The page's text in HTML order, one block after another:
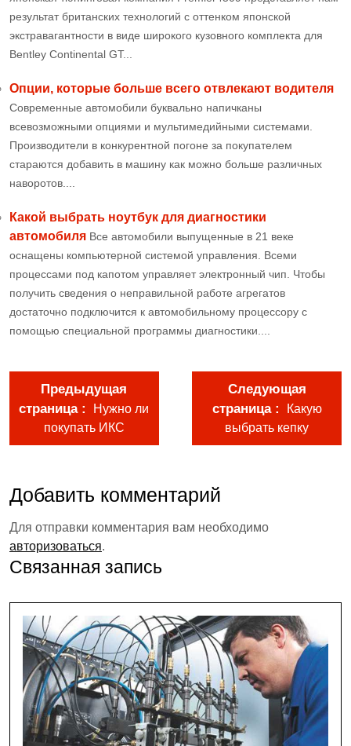
результат британских технологий с оттенком японской
экстравагантности в виде широкого кузовного комплекта для
Bentley Continental GT...
Опции, которые больше всего отвлекают водителя
Современные автомобили буквально напичканы
всевозможными опциями и мультимедийными системами.
Производители в конкурентной погоне за покупателем
стараются добавить в машину как можно больше различных
наворотов....
Какой выбрать ноутбук для диагностики
автомобиля Все автомобили выпущенные в 21 веке
оснащены компьютерной системой управления. Всеми
процессами под капотом управляет электронный чип. Чтобы
получить сведения о неправильной работе агрегатов
достаточно подключится к автомобильному процессору с
помощью специальной программы диагностики....
Предыдущая
страница
Нужно ли
покупать ИКС
Следующая
страница
Какую
выбрать кепку
Добавить комментарий
Для отправки комментария вам необходимо
авторизоваться.
Связанная запись